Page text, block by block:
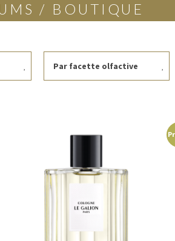
/ BOUTIQUE
Par facette olfactive